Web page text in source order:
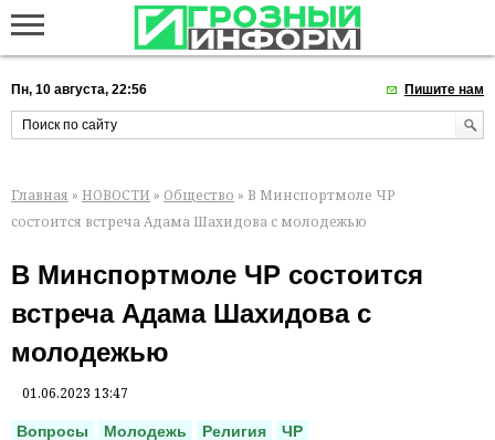
Пн, 10 августа, 22:56 Пишите нам
Главная » НОВОСТИ » Общество » В Минспортмоле ЧР
состоится встреча Адама Шахидова с молодежью
В Минспортмоле ЧР состоится
встреча Адама Шахидова с
молодежью
01.06.2023 13:47
Вопросы Молодежь Религия ЧР